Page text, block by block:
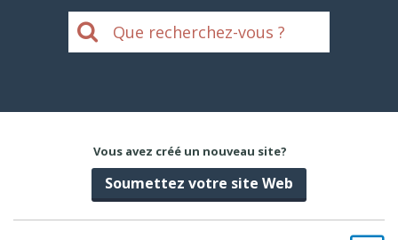
Vous avez créé un nouveau site?
Soumettez votre site Web